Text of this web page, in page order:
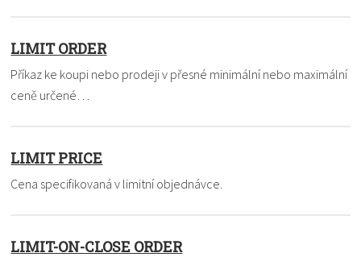
LIMIT ORDER
Příkaz ke koupi nebo prodeji v přesné minimální nebo maximální
ceně určené…
LIMIT PRICE
Cena specifikovaná v limitní objednávce.
LIMIT-ON-CLOSE ORDER